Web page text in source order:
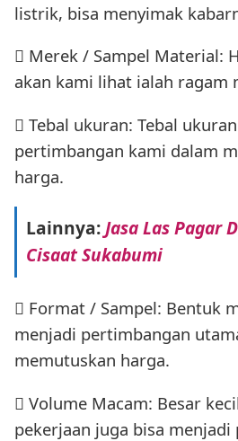
listrik, bisa menyimak
 Merek / Sampel Material:
akan kami lihat ialah ragam
 Tebal ukuran: Tebal
pertimbangan kami dalam
harga.
Lainnya:Jasa Las Pagar
Cisaat Sukabumi
 Format / Sampel: Bentuk
menjadi pertimbangan
memutuskan harga.
 Volume Macam: Besar
pekerjaan juga bisa